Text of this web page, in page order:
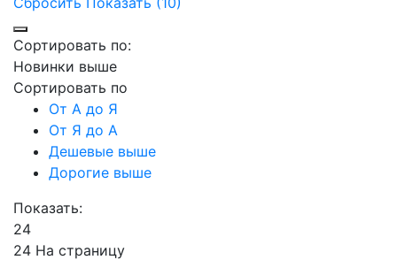
Сортировать по:
Новинки выше
Сортировать по
От А до Я
От Я до А
Дешевые выше
Дорогие выше
Показать:
24
24 На страницу